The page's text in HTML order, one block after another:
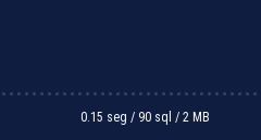
0.15 seg / 90 sql / 2 MB